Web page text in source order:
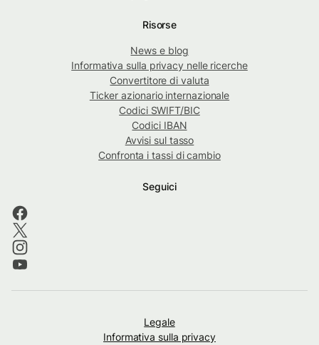
Risorse
News e blog
Informativa sulla privacy nelle ricerche
Convertitore di valuta
Ticker azionario internazionale
Codici SWIFT/BIC
Codici IBAN
Avvisi sul tasso
Confronta i tassi di cambio
Seguici
Legale
Informativa sulla privacy